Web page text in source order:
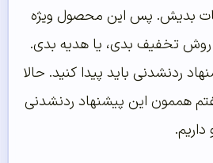
بدیش. پس این محصول ویژه
تخفیف بدی، یا هدیه بدی.
ردنشدنی باید پیدا کنید. حالا
هممون این پیشنهاد ردنشدنی